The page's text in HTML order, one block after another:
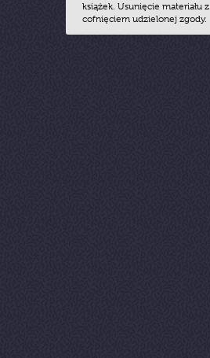
książek. Usunięcie
cofnięciem udzielonej zgody.